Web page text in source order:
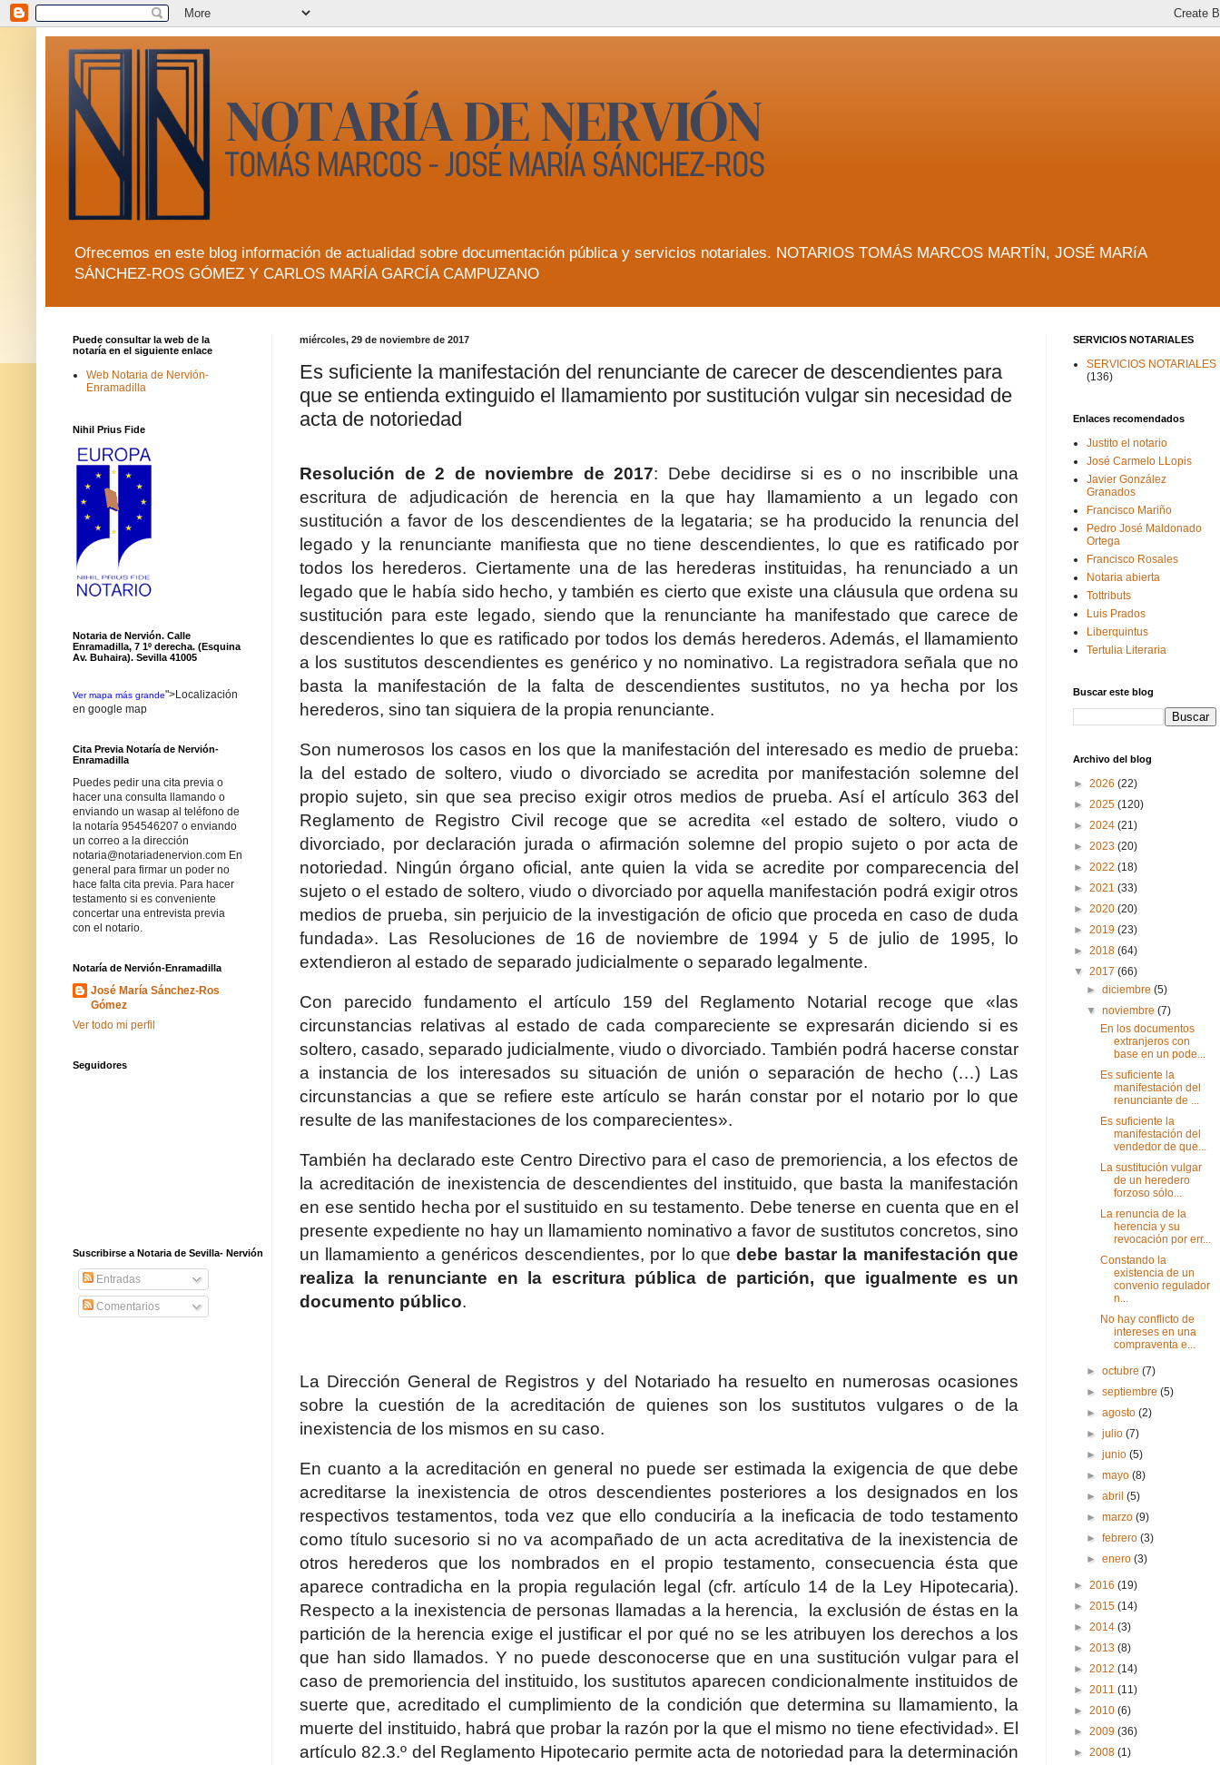
Ofrecemos en este blog información de actualidad sobre documentación pública y servicios notariales. NOTARIOS TOMÁS MARCOS MARTÍN, JOSÉ MARíA
SÁNCHEZ-ROS GÓMEZ Y CARLOS MARÍA GARCÍA CAMPUZANO
miércoles, 29 de noviembre de 2017
Es suficiente la manifestación del renunciante de carecer de descendientes para
que se entienda extinguido el llamamiento por sustitución vulgar sin necesidad de
acta de notoriedad
Resolución de 2 de noviembre de 2017: Debe decidirse si es o no inscribible una
escritura de adjudicación de herencia en la que hay llamamiento a un legado con
sustitución a favor de los descendientes de la legataria; se ha producido la renuncia del
legado y la renunciante manifiesta que no tiene descendientes, lo que es ratificado por
todos los herederos. Ciertamente una de las herederas instituidas, ha renunciado a un
legado que le había sido hecho, y también es cierto que existe una cláusula que ordena su
sustitución para este legado, siendo que la renunciante ha manifestado que carece de
descendientes lo que es ratificado por todos los demás herederos. Además, el llamamiento
a los sustitutos descendientes es genérico y no nominativo. La registradora señala que no
basta la manifestación de la falta de descendientes sustitutos, no ya hecha por los
herederos, sino tan siquiera de la propia renunciante.
Son numerosos los casos en los que la manifestación del interesado es medio de prueba:
la del estado de soltero, viudo o divorciado se acredita por manifestación solemne del
propio sujeto, sin que sea preciso exigir otros medios de prueba. Así el artículo 363 del
Reglamento de Registro Civil recoge que se acredita «el estado de soltero, viudo o
divorciado, por declaración jurada o afirmación solemne del propio sujeto o por acta de
notoriedad. Ningún órgano oficial, ante quien la vida se acredite por comparecencia del
sujeto o el estado de soltero, viudo o divorciado por aquella manifestación podrá exigir otros
medios de prueba, sin perjuicio de la investigación de oficio que proceda en caso de duda
fundada». Las Resoluciones de 16 de noviembre de 1994 y 5 de julio de 1995, lo
extendieron al estado de separado judicialmente o separado legalmente.
Con parecido fundamento el artículo 159 del Reglamento Notarial recoge que «las
circunstancias relativas al estado de cada compareciente se expresarán diciendo si es
soltero, casado, separado judicialmente, viudo o divorciado. También podrá hacerse constar
a instancia de los interesados su situación de unión o separación de hecho (…) Las
circunstancias a que se refiere este artículo se harán constar por el notario por lo que
resulte de las manifestaciones de los comparecientes».
También ha declarado este Centro Directivo para el caso de premoriencia, a los efectos de
la acreditación de inexistencia de descendientes del instituido, que basta la manifestación
en ese sentido hecha por el sustituido en su testamento. Debe tenerse en cuenta que en el
presente expediente no hay un llamamiento nominativo a favor de sustitutos concretos, sino
un llamamiento a genéricos descendientes, por lo quedebe bastar la manifestación que
realiza la renunciante en la escritura pública de partición, que igualmente es un
documento público.
La Dirección General de Registros y del Notariado ha resuelto en numerosas ocasiones
sobre la cuestión de la acreditación de quienes son los sustitutos vulgares o de la
inexistencia de los mismos en su caso.
En cuanto a la acreditación en general no puede ser estimada la exigencia de que debe
acreditarse la inexistencia de otros descendientes posteriores a los designados en los
respectivos testamentos, toda vez que ello conduciría a la ineficacia de todo testamento
como título sucesorio si no va acompañado de un acta acreditativa de la inexistencia de
otros herederos que los nombrados en el propio testamento, consecuencia ésta que
aparece contradicha en la propia regulación legal (cfr. artículo 14 de la Ley Hipotecaria).
Respecto a la inexistencia de personas llamadas a la herencia,
la exclusión de éstas en la
partición de la herencia exige el justificar el por qué no se les atribuyen los derechos a los
que han sido llamados. Y no puede desconocerse que en una sustitución vulgar para el
caso de premoriencia del instituido, los sustitutos aparecen condicionalmente instituidos de
suerte que, acreditado el cumplimiento de la condición que determina su llamamiento, la
muerte del instituido, habrá que probar la razón por la que el mismo no tiene efectividad». El
artículo 82.3.º del Reglamento Hipotecario permite acta de notoriedad para la determinación
Puede consultar la web de la
notaría en el siguiente enlace
Web Notaria de Nervión-
Enramadilla
Nihil Prius Fide
Notaria de Nervión. Calle
Enramadilla, 7 1º derecha. (Esquina
Av. Buhaira). Sevilla 41005
Ver mapa más grande">Localización
en google map
Cita Previa Notaría de Nervión-
Enramadilla
Puedes pedir una cita previa o
hacer una consulta llamando o
enviando un wasap al teléfono de
la notaría 954546207 o enviando
un correo a la dirección
notaria@notariadenervion.com En
general para firmar un poder no
hace falta cita previa. Para hacer
testamento si es conveniente
concertar una entrevista previa
con el notario.
Notaría de Nervión-Enramadilla
José María Sánchez-Ros
Gómez
Ver todo mi perfil
Seguidores
Suscribirse a Notaria de Sevilla- Nervión
Entradas
Comentarios
SERVICIOS NOTARIALES
SERVICIOS NOTARIALES
(136)
Enlaces recomendados
Justito el notario
José Carmelo LLopis
Javier González
Granados
Francisco Mariño
Pedro José Maldonado
Ortega
Francisco Rosales
Notaria abierta
Tottributs
Luis Prados
Liberquintus
Tertulia Literaria
Buscar este blog
Archivo del blog
► 2026 (22)
► 2025 (120)
► 2024 (21)
► 2023 (20)
► 2022 (18)
► 2021 (33)
► 2020 (20)
► 2019 (23)
► 2018 (64)
▼ 2017 (66)
►diciembre(5)
▼noviembre(7)
En los documentos
extranjeros con
base en un pode...
Es suficiente la
manifestación del
renunciante de ...
Es suficiente la
manifestación del
vendedor de que...
La sustitución vulgar
de un heredero
forzoso sólo...
La renuncia de la
herencia y su
revocación por err...
Constando la
existencia de un
convenio regulador
n...
No hay conflicto de
intereses en una
compraventa e...
►octubre(7)
►septiembre(5)
►agosto(2)
►julio(7)
►junio(5)
►mayo(8)
►abril(5)
►marzo(9)
►febrero(3)
►enero(3)
► 2016 (19)
► 2015 (14)
► 2014 (3)
► 2013 (8)
► 2012 (14)
► 2011 (11)
► 2010 (6)
► 2009 (36)
► 2008 (1)